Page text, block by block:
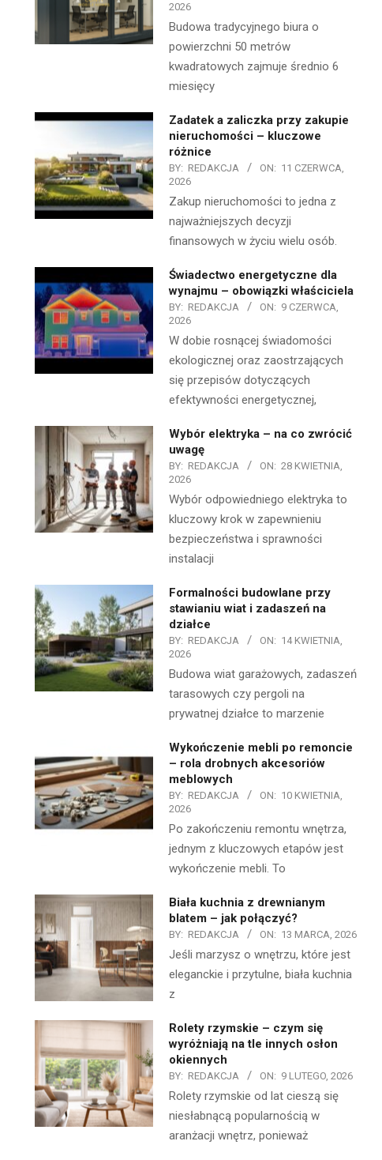
2026
Budowa tradycyjnego biura o
powierzchni 50 metrów
kwadratowych zajmuje średnio 6
miesięcy
Zadatek a zaliczka przy zakupie
nieruchomości – kluczowe
różnice
BY: REDAKCJA ON: 11 CZERWCA,
2026
Zakup nieruchomości to jedna z
najważniejszych decyzji
finansowych w życiu wielu osób.
Świadectwo energetyczne dla
wynajmu – obowiązki właściciela
BY: REDAKCJA ON: 9 CZERWCA,
2026
W dobie rosnącej świadomości
ekologicznej oraz zaostrzających
się przepisów dotyczących
efektywności energetycznej,
Wybór elektryka – na co zwrócić
uwagę
BY: REDAKCJA ON: 28 KWIETNIA,
2026
Wybór odpowiedniego elektryka to
kluczowy krok w zapewnieniu
bezpieczeństwa i sprawności
instalacji
Formalności budowlane przy
stawianiu wiat i zadaszeń na
działce
BY: REDAKCJA ON: 14 KWIETNIA,
2026
Budowa wiat garażowych, zadaszeń
tarasowych czy pergoli na
prywatnej działce to marzenie
Wykończenie mebli po remoncie
– rola drobnych akcesoriów
meblowych
BY: REDAKCJA ON: 10 KWIETNIA,
2026
Po zakończeniu remontu wnętrza,
jednym z kluczowych etapów jest
wykończenie mebli. To
Biała kuchnia z drewnianym
blatem – jak połączyć?
BY: REDAKCJA ON: 13 MARCA, 2026
Jeśli marzysz o wnętrzu, które jest
eleganckie i przytulne, biała kuchnia
z
Rolety rzymskie – czym się
wyróżniają na tle innych osłon
okiennych
BY: REDAKCJA ON: 9 LUTEGO, 2026
Rolety rzymskie od lat cieszą się
niesłabnącą popularnością w
aranżacji wnętrz, ponieważ